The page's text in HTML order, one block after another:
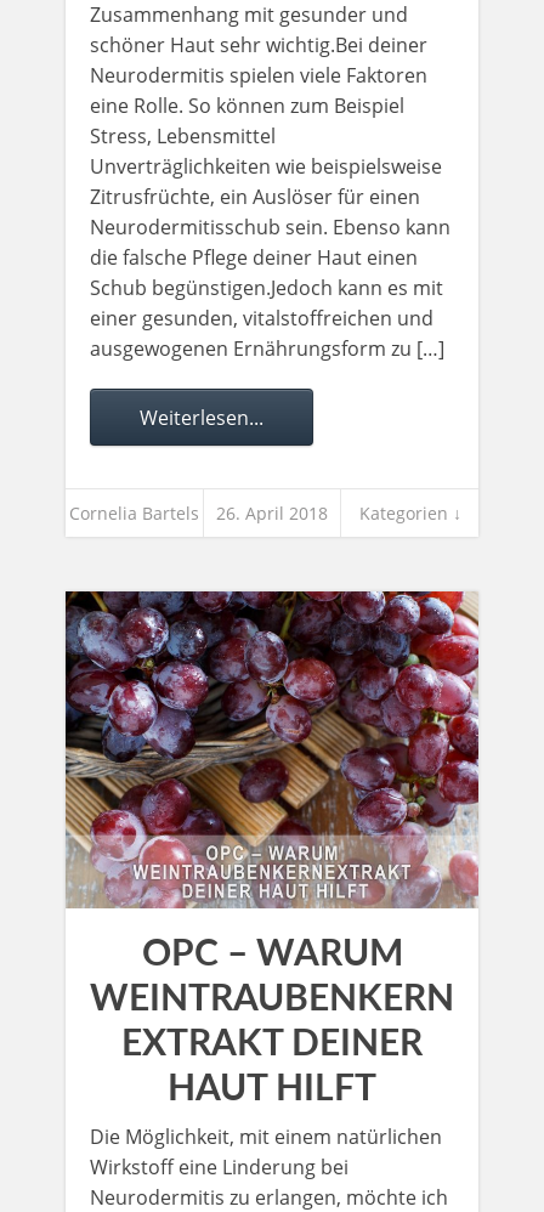
Zusammenhang mit gesunder und
schöner Haut sehr wichtig.Bei deiner
Neurodermitis spielen viele Faktoren
eine Rolle. So können zum Beispiel
Stress, Lebensmittel
Unverträglichkeiten wie beispielsweise
Zitrusfrüchte, ein Auslöser für einen
Neurodermitisschub sein. Ebenso kann
die falsche Pflege deiner Haut einen
Schub begünstigen.Jedoch kann es mit
einer gesunden, vitalstoffreichen und
ausgewogenen Ernährungsform zu […]
Weiterlesen...
Cornelia Bartels 26. April 2018 Kategorien ↓
OPC – WARUM
WEINTRAUBENKERN
EXTRAKT DEINER
HAUT HILFT
Die Möglichkeit, mit einem natürlichen
Wirkstoff eine Linderung bei
Neurodermitis zu erlangen, möchte ich